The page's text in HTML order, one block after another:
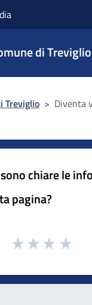
di Treviglio
Treviglio > Diventa
chiare le
pagina?